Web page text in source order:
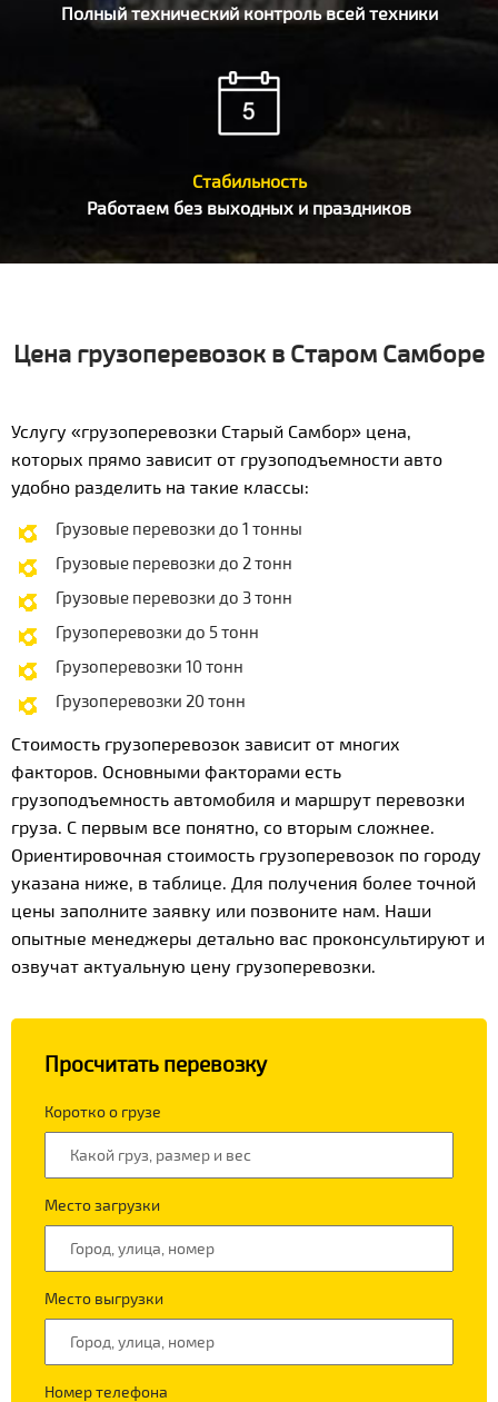
Полный технический контроль всей техники
Стабильность
Работаем без выходных и праздников
Цена грузоперевозок в Старом Самборе
Услугу «грузоперевозки Старый Самбор» цена,
которых прямо зависит от грузоподъемности авто
удобно разделить на такие классы:
Грузовые перевозки до 1 тонны
Грузовые перевозки до 2 тонн
Грузовые перевозки до 3 тонн
Грузоперевозки до 5 тонн
Грузоперевозки 10 тонн
Грузоперевозки 20 тонн
Стоимость грузоперевозок зависит от многих
факторов. Основными факторами есть
грузоподъемность автомобиля и маршрут перевозки
груза. С первым все понятно, со вторым сложнее.
Ориентировочная стоимость грузоперевозок по городу
указана ниже, в таблице. Для получения более точной
цены заполните заявку или позвоните нам. Наши
опытные менеджеры детально вас проконсультируют и
озвучат актуальную цену грузоперевозки.
Просчитать перевозку
Коротко о грузе
Место загрузки
Место выгрузки
Номер телефона